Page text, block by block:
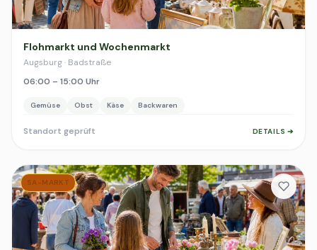
Flohmarkt und Wochenmarkt
Augsburg · Badstraße
06:00 – 15:00 Uhr
Gemüse Obst Käse Backwaren
Standort geprüft DETAILS ➔
SA-MARKT